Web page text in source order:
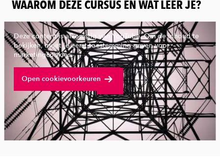
:
WAAROM DEZE CURSUS EN WAT LEER JE?
Bekijk volledige video
Deze content is afkomstig van YouTube. Om de inhoud te
bekijken, moet je eerst toestemming geven voor
marketingcookies.
Open cookievoorkeuren